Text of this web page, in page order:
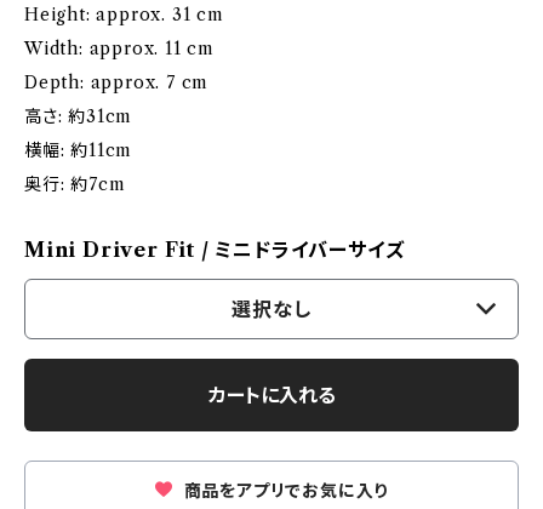
Height: approx. 31 cm
Width: approx. 11 cm
Depth: approx. 7 cm
高さ: 約31cm
横幅: 約11cm
奥行: 約7cm
Mini Driver Fit / ミニドライバーサイズ
選択なし
カートに入れる
商品をアプリでお気に入り